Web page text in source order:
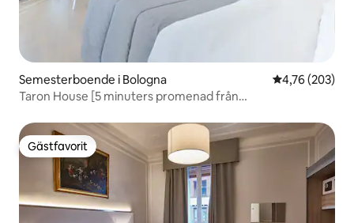
Semesterboende i Bologna 4,76 av 5 i
4,76 (203)
Taron House [5 minuters promenad från
Gästfavorit
Gästfavorit